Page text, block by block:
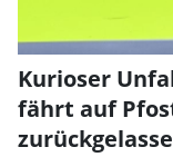
Kurioser
fährt auf